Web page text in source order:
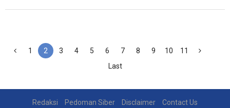
1 2 3 4 5 6 7 8 9 10
11
Last
Redaksi Pedoman Siber Disclaimer Contact Us